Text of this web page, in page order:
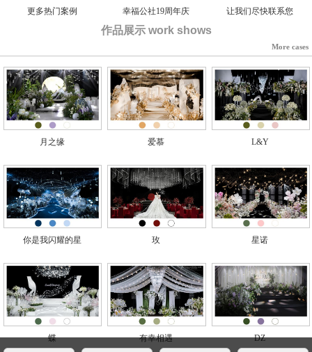
更多热门案例 幸福公社19周年庆 让我们尽快联系您
作品展示 work shows
More cases
月之缘 爱慕 L&Y
你是我闪耀的星 玫 星诺
蝶 有幸相遇 DZ